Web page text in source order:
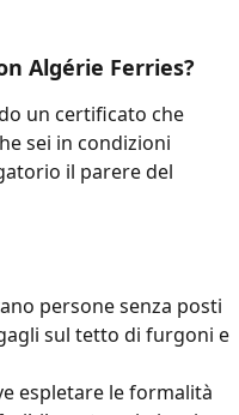
Algérie Ferries?
un certificato che
sei in condizioni
il parere del
persone senza posti
sul tetto di furgoni e
espletare le formalità